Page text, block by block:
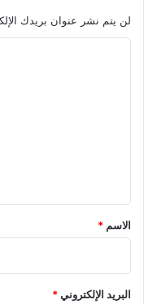
لن يتم نشر عنوان بريدك
*
الاسم *
البريد الإلكتروني*